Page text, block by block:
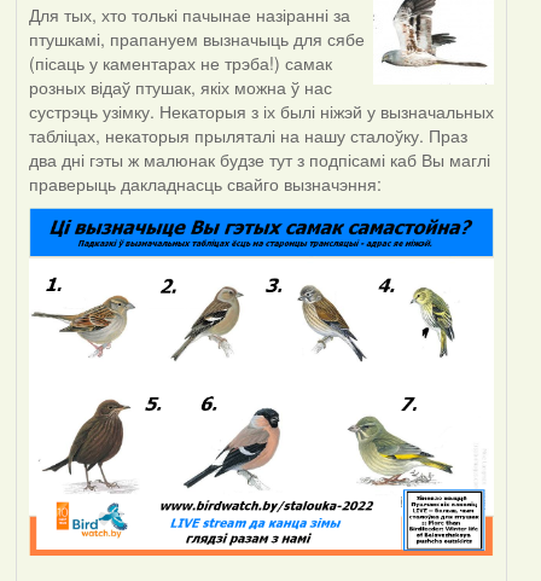
Для тых, хто толькі пачынае назіранні за
птушкамі, прапануем вызначыць для сябе
(пісаць у каментарах не трэба!) самак
розных відаў птушак, якіх можна ў нас
сустрэць узімку. Некаторыя з іх былі ніжэй у вызначальных
табліцах, некаторыя прыляталі на нашу сталоўку. Праз
два дні гэты ж малюнак будзе тут з подпісамі каб Вы маглі
праверыць дакладнасць свайго вызначэння: